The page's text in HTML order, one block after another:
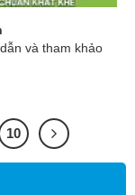
và tham khảo
10